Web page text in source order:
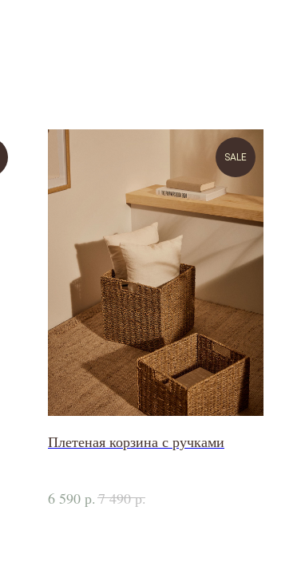
SALE
Плетеная корзина с ручками
6 590 р. 7 490 р.